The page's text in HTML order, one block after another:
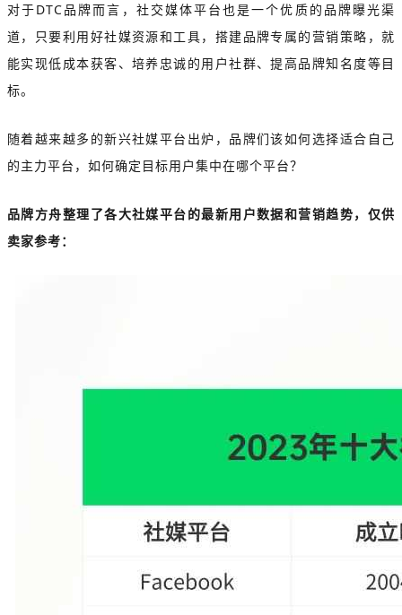
对于DTC品牌而言，社交媒体平台也是一个优质的品牌曝光渠
道，只要利用好社媒资源和工具，搭建品牌专属的营销策略，就
能实现低成本获客、培养忠诚的用户社群、提高品牌知名度等目
标。
随着越来越多的新兴社媒平台出炉，品牌们该如何选择适合自己
的主力平台，如何确定目标用户集中在哪个平台？
品牌方舟整理了各大社媒平台的最新用户数据和营销趋势，仅供
卖家参考：